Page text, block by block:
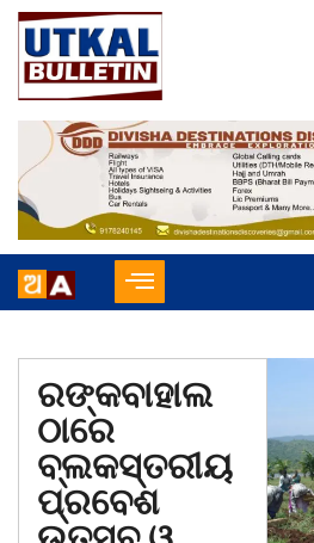
ରଙ୍କବାହାଲ
ଠାରେ
ବ୍ଲକସ୍ତରୀୟ
ପ୍ରବେଶ